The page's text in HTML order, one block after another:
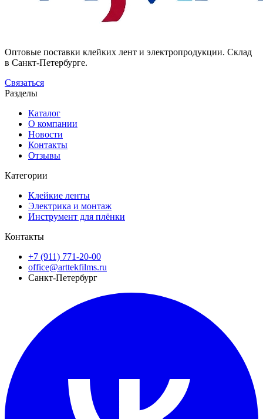
Оптовые поставки клейких лент и электропродукции. Склад
в Санкт-Петербурге.
Связаться
Разделы
Каталог
О компании
Новости
Контакты
Отзывы
Категории
Клейкие ленты
Электрика и монтаж
Инструмент для плёнки
Контакты
+7 (911) 771-20-00
office@arttekfilms.ru
Санкт-Петербург